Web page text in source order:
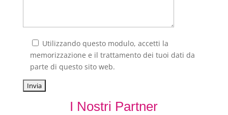
Utilizzando questo modulo, accetti la
memorizzazione e il trattamento dei tuoi dati da
parte di questo sito web.
I Nostri Partner